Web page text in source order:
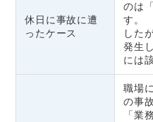
休日に事故に遭
ったケース
のは
す。
した
発生
には
職場
の事
「業